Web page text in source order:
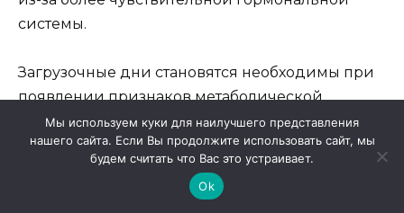
системы.
Загрузочные дни становятся необходимы при
появлении признаков метаболической
адаптации: постоянное чувство голода,
нарушения сна, раздражительность, остановка
снижения веса более чем на 2 недели,
снижение силовых показателей в тренажерном
Мы используем куки для наилучшего представления
нашего сайта. Если Вы продолжите использовать сайт, мы
будем считать что Вас это устраивает.
Ok